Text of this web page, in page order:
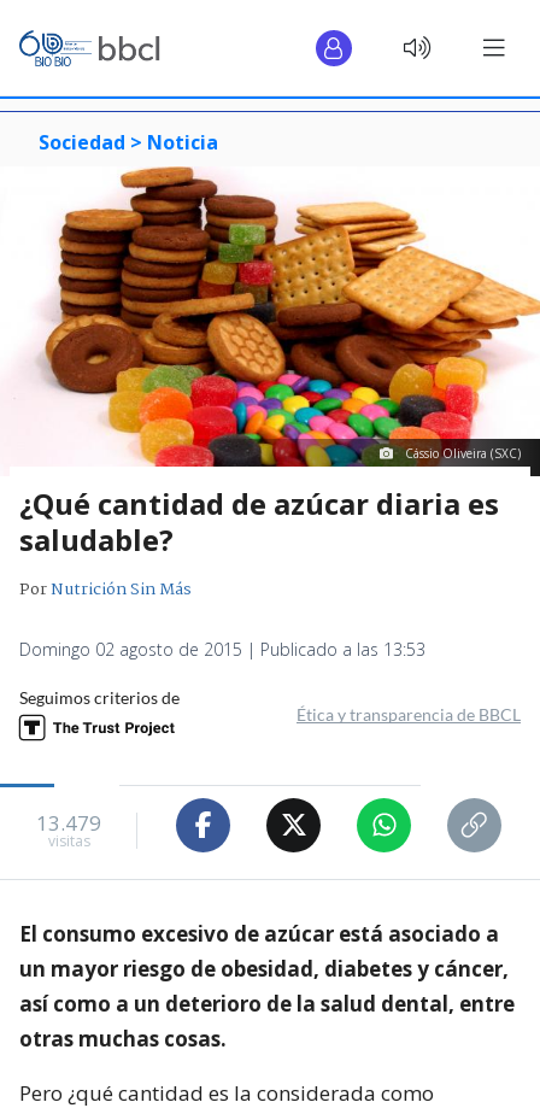
Sociedad > Noticia
Cássio Oliveira (SXC)
¿Qué cantidad de azúcar diaria es
saludable?
PorNutrición Sin Más
Domingo 02 agosto de 2015 | Publicado a las 13:53
Seguimos criterios de
Ética y transparencia de BBCL
13.479
visitas
El consumo excesivo de azúcar está asociado a
un mayor riesgo de obesidad, diabetes y cáncer,
así como a un deterioro de la salud dental, entre
otras muchas cosas.
Pero ¿qué cantidad es la considerada como